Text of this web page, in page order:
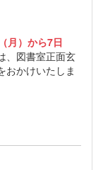
月）から7日
、図書室正面玄
おかけいたしま